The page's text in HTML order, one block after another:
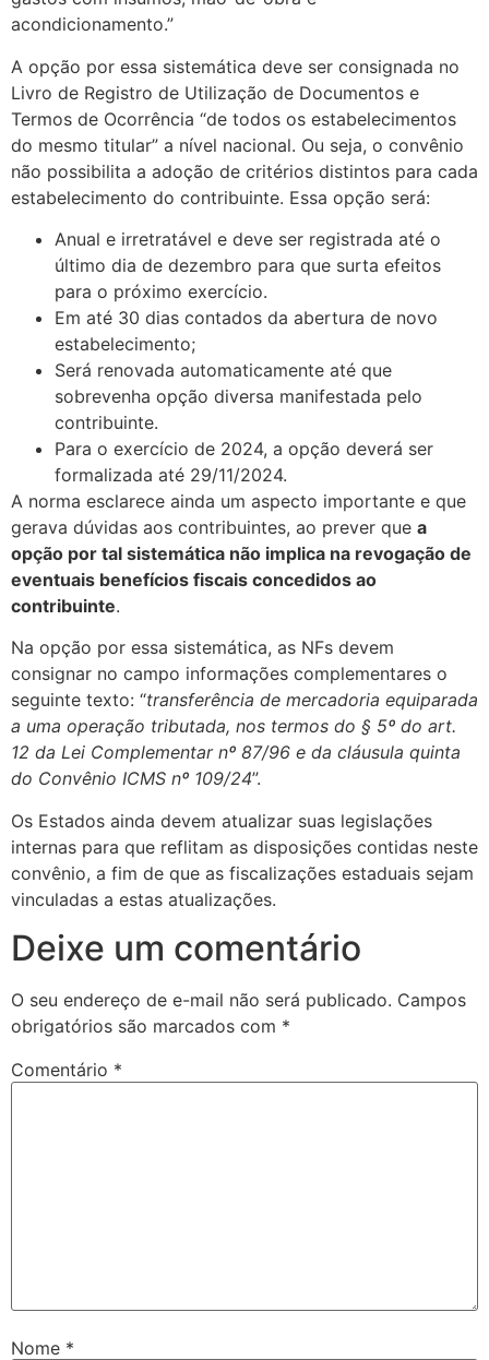
acondicionamento.”
A opção por essa sistemática deve ser consignada no
Livro de Registro de Utilização de Documentos e
Termos de Ocorrência “de todos os estabelecimentos
do mesmo titular” a nível nacional. Ou seja, o convênio
não possibilita a adoção de critérios distintos para cada
estabelecimento do contribuinte. Essa opção será:
Anual e irretratável e deve ser registrada até o
último dia de dezembro para que surta efeitos
para o próximo exercício.
Em até 30 dias contados da abertura de novo
estabelecimento;
Será renovada automaticamente até que
sobrevenha opção diversa manifestada pelo
contribuinte.
Para o exercício de 2024, a opção deverá ser
formalizada até 29/11/2024.
A norma esclarece ainda um aspecto importante e que
gerava dúvidas aos contribuintes, ao prever que a
opção por tal sistemática não implica na revogação de
eventuais benefícios fiscais concedidos ao
contribuinte.
Na opção por essa sistemática, as NFs devem
consignar no campo informações complementares o
seguinte texto: “transferência de mercadoria equiparada
a uma operação tributada, nos termos do § 5º do art.
12 da Lei Complementar nº 87/96 e da cláusula quinta
do Convênio ICMS nº 109/24”.
Os Estados ainda devem atualizar suas legislações
internas para que reflitam as disposições contidas neste
convênio, a fim de que as fiscalizações estaduais sejam
vinculadas a estas atualizações.
Deixe um comentário
O seu endereço de e-mail não será publicado. Campos
obrigatórios são marcados com *
Comentário *
Nome *